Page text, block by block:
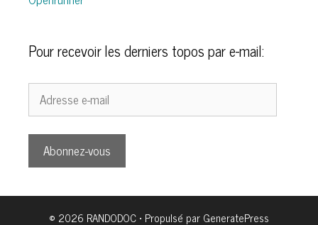
Pour recevoir les derniers topos par e-mail:
Adresse
Abonnez-vous
© 2026 RANDODOC • Propulsé par GeneratePress